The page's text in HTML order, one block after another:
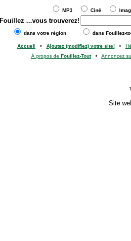
MP3 Ciné
Fouillez ...vous trouverez!
dans votre région dans Fouillez-
Accueil • Ajoutez (modifiez) votre site!•
À propos de Fouillez-Tout• Annoncez
Site